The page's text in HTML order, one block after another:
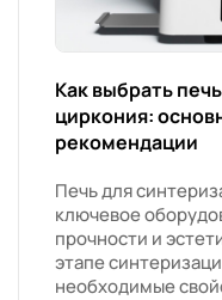
Как выбрать
циркония:
рекомендации
Печь для
ключевое
прочности и
этапе
необходимые